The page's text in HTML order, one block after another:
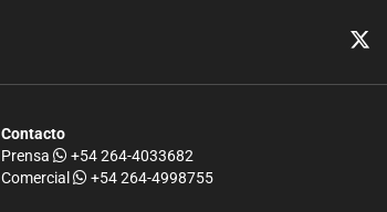
Contacto
Prensa
+54 264-4033682
Comercial
+54 264-4998755